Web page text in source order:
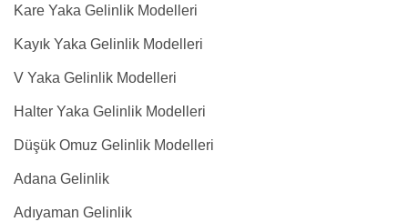
Kare Yaka Gelinlik Modelleri
Kayık Yaka Gelinlik Modelleri
V Yaka Gelinlik Modelleri
Halter Yaka Gelinlik Modelleri
Düşük Omuz Gelinlik Modelleri
Adana Gelinlik
Adıyaman Gelinlik